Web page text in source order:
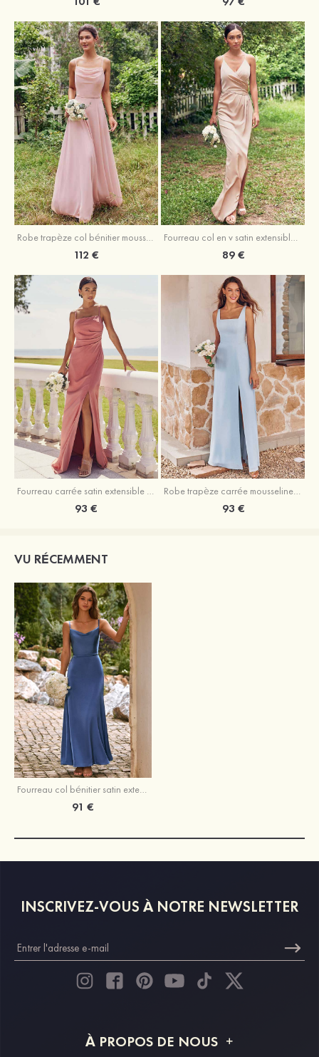
Robe trapèze col bénitier mousseline ras du sol robe de demoiselle d'honneur
112 €
Fourreau col en v satin extensible asymétrique robe de demoiselle d'honneur
89 €
Fourreau carrée satin extensible ras du sol robe de demoiselle d'honneur
93 €
Robe trapèze carrée mousseline ras du sol robe de demoiselle d'honneur
93 €
VU RÉCEMMENT
Fourreau col bénitier satin extensible longueur ras du sol robe de demoiselle d'honneur
91 €
INSCRIVEZ-VOUS À NOTRE NEWSLETTER
À PROPOS DE NOUS